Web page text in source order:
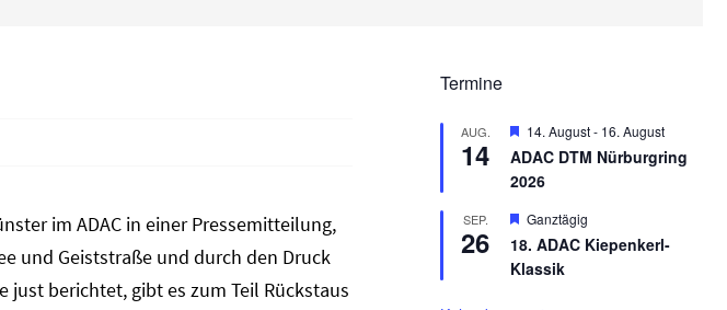
im ADAC in einer Pressemitteilung,
und Geiststraße und durch den Druck
just berichtet, gibt es zum Teil Rückstaus
Termine
AUG.
14
Hervorgehoben
14. August- 16. August
ADAC DTM Nürburgring
2026
SEP.
26
Hervorgehoben
Ganztägig
18. ADAC Kiepenkerl-
Klassik